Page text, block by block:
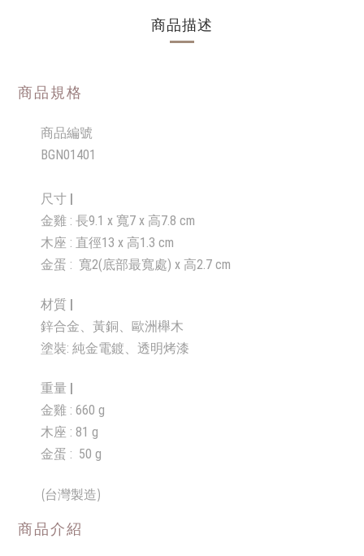
商品描述
商品規格
商品編號
BGN01401
尺寸 |
金雞 : 長9.1 x 寬7 x 高7.8 cm
木座 : 直徑13 x 高1.3 cm
金蛋 : 寬2(底部最寬處) x 高2.7 cm
材質 |
鋅合金、黃銅、歐洲櫸木
塗裝: 純金電鍍、透明烤漆
重量 |
金雞 : 660 g
木座 : 81 g
金蛋 : 50 g
(台灣製造)
商品介紹